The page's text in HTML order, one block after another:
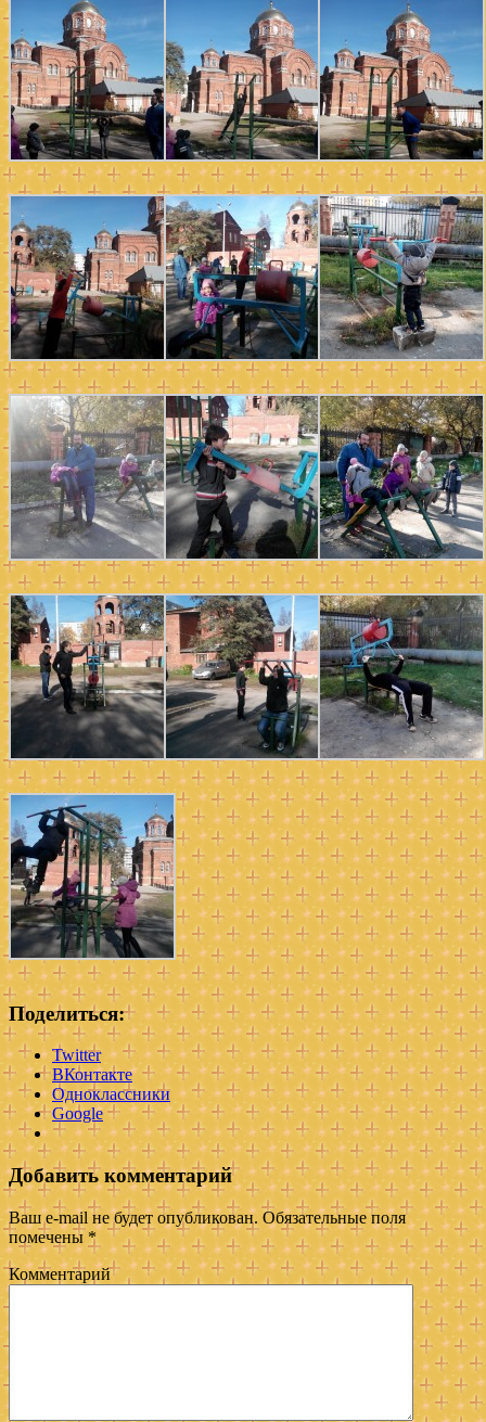
Поделиться:
Twitter
ВКонтакте
Одноклассники
Google
Добавить комментарий
Ваш e-mail не будет опубликован. Обязательные поля
помечены *
Комментарий